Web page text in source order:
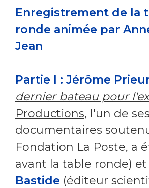
Enregistrement de la
ronde animée par
Jean
Partie I : Jérôme
dernier bateau pour
Productions, l'un de ses
documentaires
Fondation La Poste, a
avant la table ronde) et
Bastide (éditeur